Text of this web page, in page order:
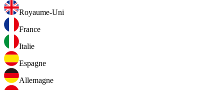
Royaume-Uni
France
Italie
Espagne
Allemagne